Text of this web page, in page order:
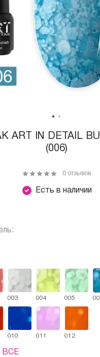
ART IN DETAIL
(006)
Есть в наличии
0 отзывов
003 004 005
010 011 012
ВСЕ